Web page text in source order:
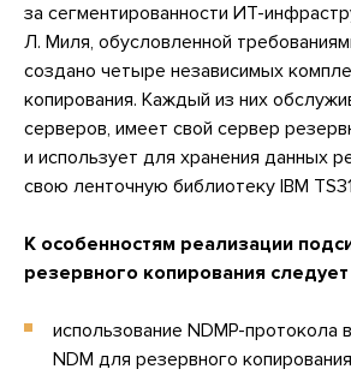
за сегментированности ИТ-
Л. Миля, обусловленной
создано четыре независимых
копирования. Каждый из них
серверов, имеет свой сервер
и использует для хранения данных
свою ленточную библиотеку IBM
К особенностям реализации
резервного копирования
использование NDMP-протокола
NDM для резервного